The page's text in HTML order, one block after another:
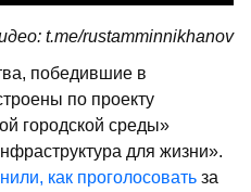
t.me/rustamminnikhanov
победившие в
по проекту
городской среды»
для жизни».
как проголосовать за